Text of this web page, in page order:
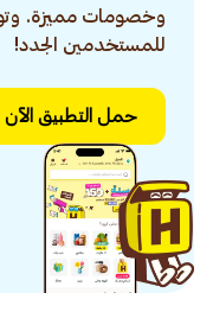
وخصومات مميزة.
للمستخدمين الجدد!
حمل التطبيق الآن